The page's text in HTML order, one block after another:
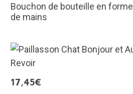
Bouchon de bouteille en forme
de mains
17,45€